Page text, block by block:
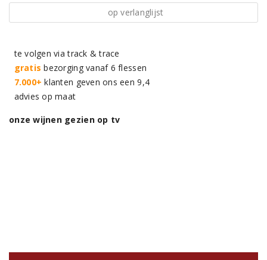
op verlanglijst
te volgen via track & trace
gratis bezorging vanaf 6 flessen
7.000+ klanten geven ons een 9,4
advies op maat
onze wijnen gezien op tv